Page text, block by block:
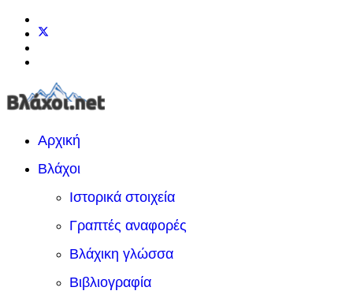
Αρχική
Βλάχοι
Ιστορικά στοιχεία
Γραπτές αναφορές
Βλάχικη γλώσσα
Βιβλιογραφία